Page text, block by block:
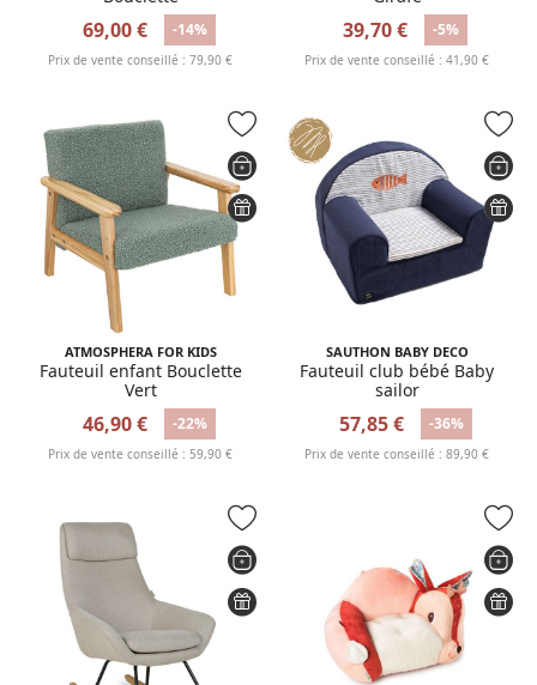
69,00 € -14%
Prix de vente conseillé : 79,90 €
39,70 € -5%
Prix de vente conseillé : 41,90 €
ATMOSPHERA FOR KIDS
Fauteuil enfant Bouclette
Vert
46,90 € -22%
Prix de vente conseillé : 59,90 €
SAUTHON BABY DECO
Fauteuil club bébé Baby
sailor
57,85 € -36%
Prix de vente conseillé : 89,90 €